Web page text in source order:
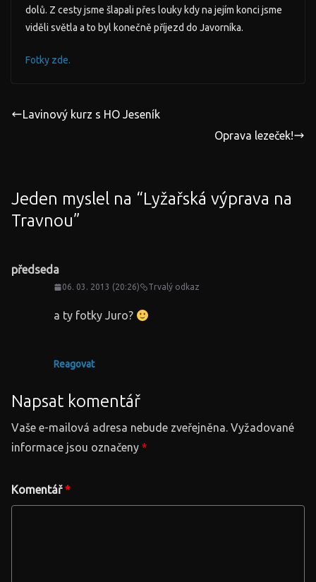
dolů. Z cesty jsme šlapali přes louky kdy na jejím konci jsme
viděli světla a to byl konečně příjezd do Javorníka.
Fotky zde.
Lavinový kurz s HO Jeseník
Oprava lezeček!
Jeden myslel na “Lyžařská výprava na
Travnou”
předseda
06. 03. 2013 (20:26) Trvalý odkaz
a ty fotky Juro?
Reagovat
Napsat komentář
Vaše e-mailová adresa nebude zveřejněna. Vyžadované
informace jsou označeny *
Komentář*